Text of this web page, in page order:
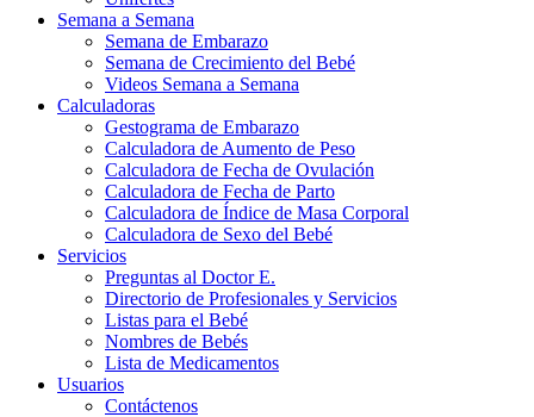
Semana a Semana
Semana de Embarazo
Semana de Crecimiento del Bebé
Videos Semana a Semana
Calculadoras
Gestograma de Embarazo
Calculadora de Aumento de Peso
Calculadora de Fecha de Ovulación
Calculadora de Fecha de Parto
Calculadora de Índice de Masa Corporal
Calculadora de Sexo del Bebé
Servicios
Preguntas al Doctor E.
Directorio de Profesionales y Servicios
Listas para el Bebé
Nombres de Bebés
Lista de Medicamentos
Usuarios
Contáctenos